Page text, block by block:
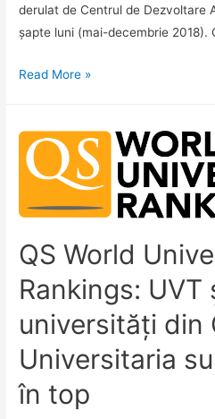
derulat de Centrul de Dezvoltare
șapte luni (mai-decembrie 2018).
La
stimulează
învățarea
profunzime
studenților.
dorește
ca
să
fie
transmis
Read More »
QS World
Rankings: UVT
universități din
Universitaria
în top